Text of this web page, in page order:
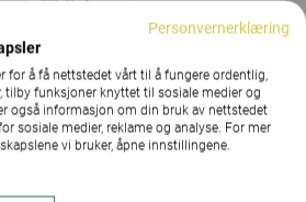
ned vårt white
her
Personvernerklæring
for å få nettstedet vårt til å fungere ordentlig,
tilby funksjoner knyttet til sosiale medier og
også informasjon om din bruk av nettstedet
sosiale medier, reklame og analyse. For mer
vi bruker, åpne innstillingene.